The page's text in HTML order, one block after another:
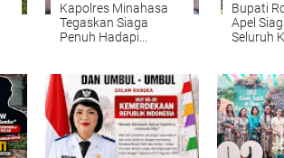
Kapolres Minahasa
Tegaskan Siaga
Penuh Hadapi
Jangan Buka Lahan
dengan Cara
Membakar
Bupati
Apel
Seluruh